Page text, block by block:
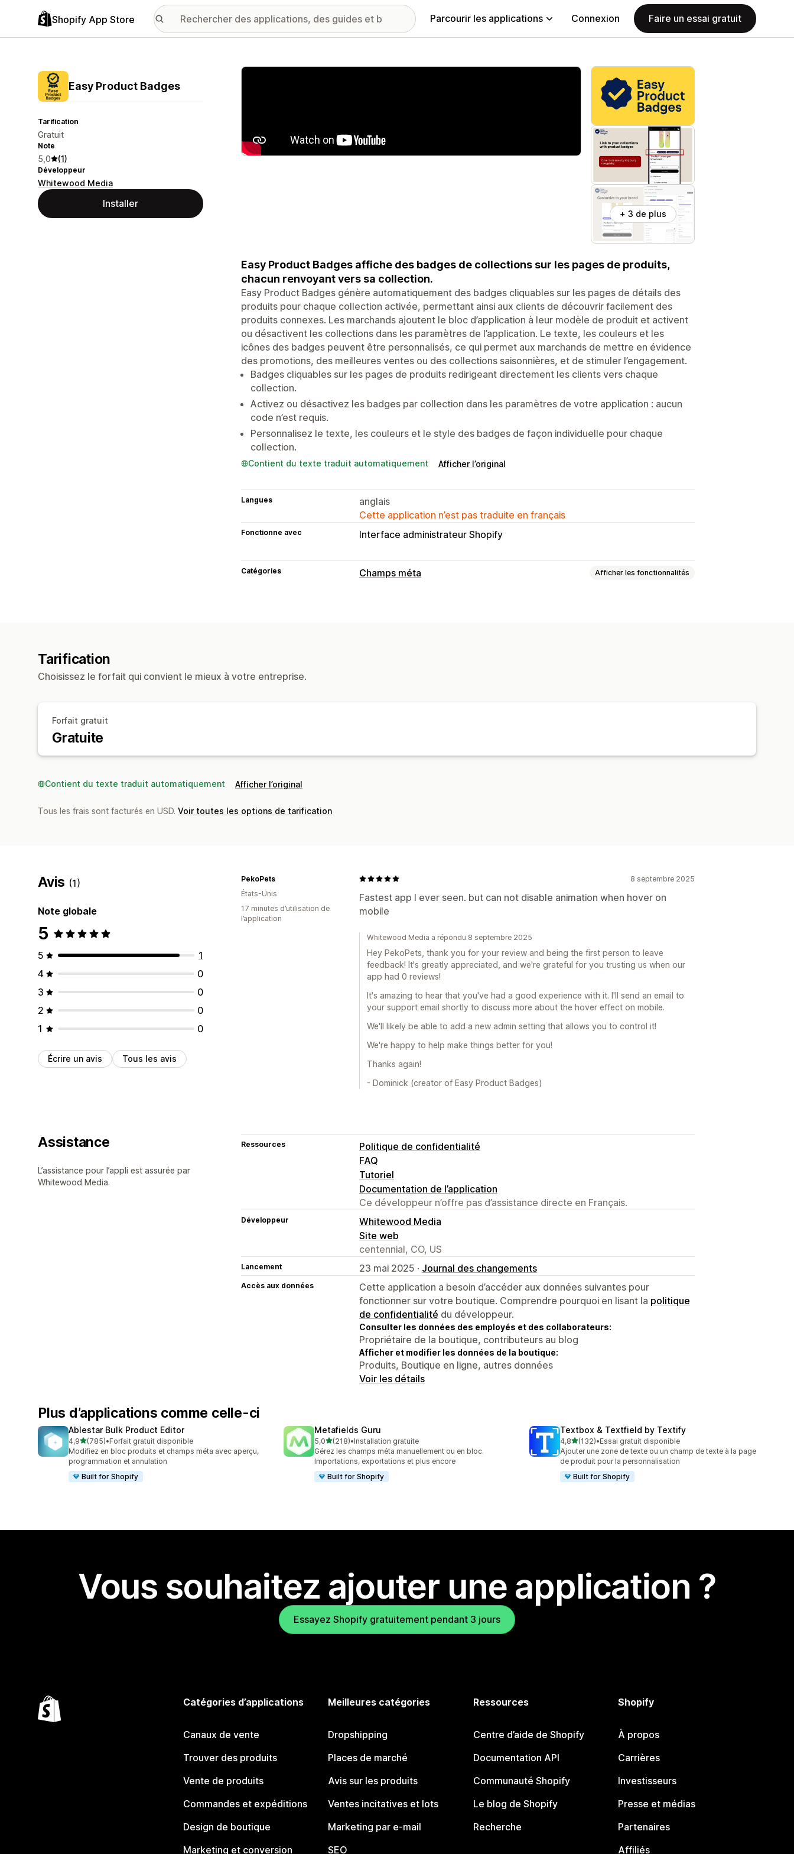
Shopify App Store Parcourir les applications Connexion Faire un essai gratuit
Easy Product Badges
Tarification
Gratuit
Note
5,0 (1)
Développeur
Whitewood Media
Installer
Galerie d’images vedette
+ 3 de plus
Easy Product Badges affiche des badges de collections sur les pages de produits,
chacun renvoyant vers sa collection.
Easy Product Badges génère automatiquement des badges cliquables sur les pages de détails des
produits pour chaque collection activée, permettant ainsi aux clients de découvrir facilement des
produits connexes. Les marchands ajoutent le bloc d’application à leur modèle de produit et activent
ou désactivent les collections dans les paramètres de l’application. Le texte, les couleurs et les
icônes des badges peuvent être personnalisés, ce qui permet aux marchands de mettre en évidence
des promotions, des meilleures ventes ou des collections saisonnières, et de stimuler l’engagement.
Badges cliquables sur les pages de produits redirigeant directement les clients vers chaque
collection.
Activez ou désactivez les badges par collection dans les paramètres de votre application : aucun
code n’est requis.
Personnalisez le texte, les couleurs et le style des badges de façon individuelle pour chaque
collection.
Contient du texte traduit automatiquement Afficher l’original
Langues
anglais
Cette application n’est pas traduite en français
Fonctionne avec Interface administrateur Shopify
Catégories Champs méta Afficher les fonctionnalités
Tarification
Choisissez le forfait qui convient le mieux à votre entreprise.
Forfait gratuit
Gratuite
Contient du texte traduit automatiquement Afficher l’original
Tous les frais sont facturés en USD. Voir toutes les options de tarification
Avis (1)
Note globale
5
5
1
4
0
3
0
2
0
1
0
Écrire un avis Tous les avis
8 septembre 2025
Fastest app I ever seen. but can not disable animation when hover on
mobile
PekoPets
États-Unis
17 minutes d’utilisation de
l’application
Whitewood Media a répondu 8 septembre 2025
Hey PekoPets, thank you for your review and being the first person to leave
feedback! It's greatly appreciated, and we're grateful for you trusting us when our
app had 0 reviews!
It's amazing to hear that you've had a good experience with it. I'll send an email to
your support email shortly to discuss more about the hover effect on mobile.
We'll likely be able to add a new admin setting that allows you to control it!
We're happy to help make things better for you!
Thanks again!
- Dominick (creator of Easy Product Badges)
Assistance
L’assistance pour l’appli est assurée par
Whitewood Media.
Ressources
Politique de confidentialité
FAQ
Tutoriel
Documentation de l’application
Ce développeur n’offre pas d’assistance directe en Français.
Développeur
Whitewood Media
Site web
centennial, CO, US
Lancement 23 mai 2025 · Journal des changements
Accès aux données
Cette application a besoin d’accéder aux données suivantes pour
fonctionner sur votre boutique. Comprendre pourquoi en lisant la politique
de confidentialité du développeur.
Consulter les données des employés et des collaborateurs:
Propriétaire de la boutique, contributeurs au blog
Afficher et modifier les données de la boutique:
Produits, Boutique en ligne, autres données
Voir les détails
Plus d’applications comme celle-ci
Ablestar Bulk Product Editor
4,9étoile(s) sur 5
(785)
785 avis au total
•Forfait gratuit disponible
Modifiez en bloc produits et champs méta avec aperçu,
programmation et annulation
Built for Shopify
Metafields Guru
5,0étoile(s) sur 5
(218)
218 avis au total
•Installation gratuite
Gérez les champs méta manuellement ou en bloc.
Importations, exportations et plus encore
Built for Shopify
Textbox & Textfield by Textify
4,8étoile(s) sur 5
(132)
132 avis au total
•Essai gratuit disponible
Ajouter une zone de texte ou un champ de texte à la page
de produit pour la personnalisation
Built for Shopify
Vous souhaitez ajouter une application ?
Essayez Shopify gratuitement pendant 3 jours
Catégories d’applications
Canaux de vente
Trouver des produits
Vente de produits
Commandes et expéditions
Design de boutique
Marketing et conversion
Meilleures catégories
Dropshipping
Places de marché
Avis sur les produits
Ventes incitatives et lots
Marketing par e-mail
SEO
Ressources
Centre d’aide de Shopify
Documentation API
Communauté Shopify
Le blog de Shopify
Recherche
Shopify
À propos
Carrières
Investisseurs
Presse et médias
Partenaires
Affiliés